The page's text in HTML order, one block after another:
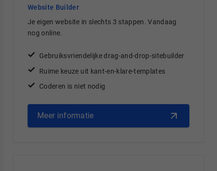
Website Builder
Je eigen website in slechts 3 stappen. Vandaag
nog online.
Gebruiksvriendelijke drag-and-drop-sitebuilder
Ruime keuze uit kant-en-klare-templates
Coderen is niet nodig
Meer informatie